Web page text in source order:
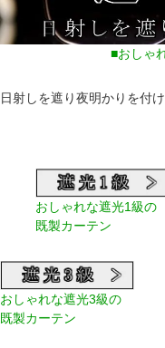
■おしゃ
日射しを遮り夜明かりを付
おしゃれな遮光1級の
既製カーテン
おしゃれな遮光3級の
既製カーテン